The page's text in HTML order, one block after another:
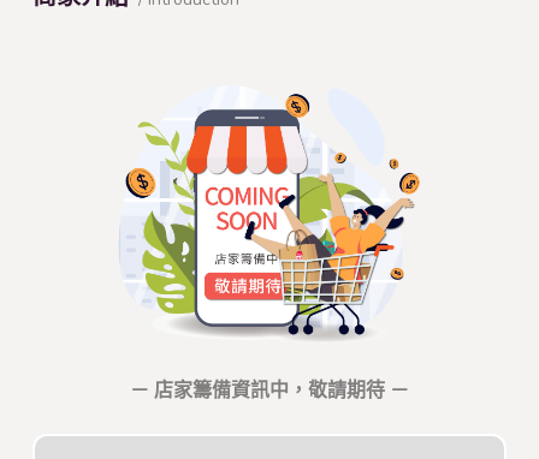
－ 店家籌備資訊中，敬請期待 －